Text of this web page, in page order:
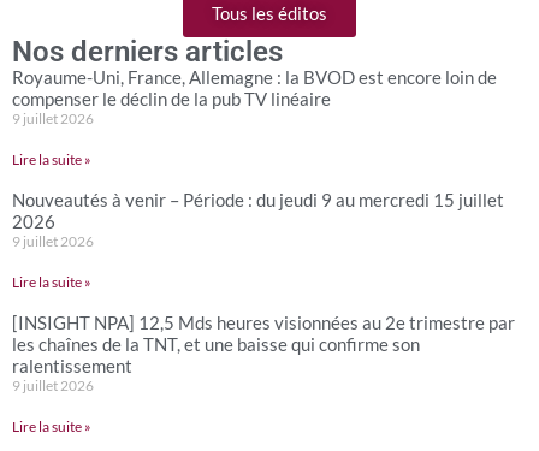
Tous les éditos
Nos derniers articles
Royaume-Uni, France, Allemagne : la BVOD est encore loin de
compenser le déclin de la pub TV linéaire
9 juillet 2026
Lire la suite »
Nouveautés à venir – Période : du jeudi 9 au mercredi 15 juillet
2026
9 juillet 2026
Lire la suite »
[INSIGHT NPA] 12,5 Mds heures visionnées au 2e trimestre par
les chaînes de la TNT, et une baisse qui confirme son
ralentissement
9 juillet 2026
Lire la suite »